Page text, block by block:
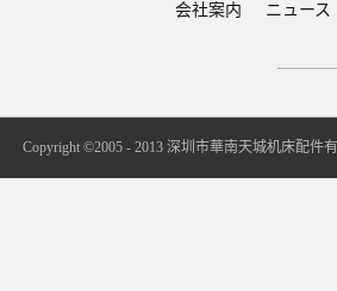
会社案内 ニュース
Copyright ©2005 - 2013 深圳市華南天城机床配件